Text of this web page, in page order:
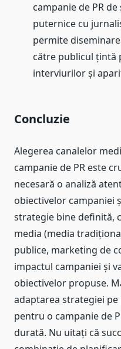
campanie de PR
puternice cu
permite
către publicul țintă
interviurilor și
Concluzie
Alegerea canalelor
campanie de PR este
necesară o analiză
obiectivelor campaniei
strategie bine definită,
media (media
publice, marketing de
impactul campaniei și
obiectivelor propuse.
adaptarea strategiei
pentru o campanie de
durată. Nu uitați că